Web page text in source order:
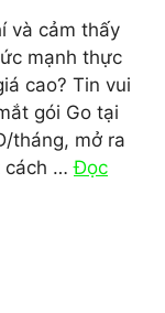
và cảm thấy
mạnh thực
cao? Tin vui
gói Go tại
tháng, mở ra
cách …Đọc